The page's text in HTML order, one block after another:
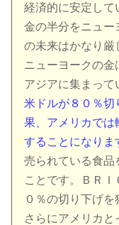
経済的に安定して
金の半分をニュー
の未来はかなり厳
ニューヨークの金
アジアに集まって
米ドルが８０％切
果、アメリカでは
することになりま
売られている食品
ことです。ＢＲＩ
０％の切り下げを
さらにアメリカ